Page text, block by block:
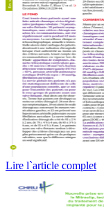
Lire l`article complet